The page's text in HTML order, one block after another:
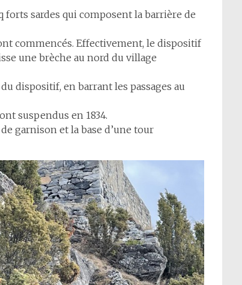
forts sardes qui composent la barrière de
commencés. Effectivement, le dispositif
une brèche au nord du village
dispositif, en barrant les passages au
suspendus en 1834.
garnison et la base d’une tour